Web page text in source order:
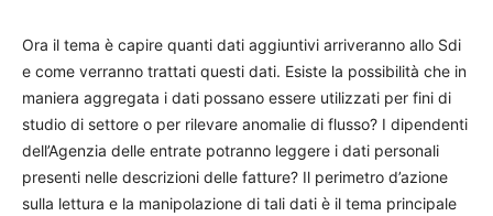
Ora il tema è capire quanti dati aggiuntivi arriveranno allo Sdi
e come verranno trattati questi dati. Esiste la possibilità che in
maniera aggregata i dati possano essere utilizzati per fini di
studio di settore o per rilevare anomalie di flusso? I dipendenti
dell’Agenzia delle entrate potranno leggere i dati personali
presenti nelle descrizioni delle fatture? Il perimetro d’azione
sulla lettura e la manipolazione di tali dati è il tema principale